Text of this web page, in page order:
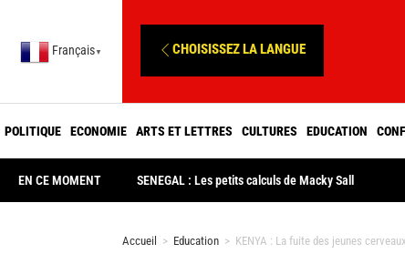
Français ▼ CHOISISSEZ LA LANGUE
POLITIQUE ECONOMIE ARTS ET LETTRES CULTURES EDUCATION
EN CE MOMENT SENEGAL : Les petits calculs de Macky Sall
Accueil > Education > KENYA : La fuite des jeunes